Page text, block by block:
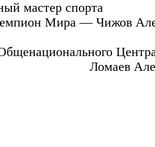
мастер спорта
Мира — Чижов
Ломаев